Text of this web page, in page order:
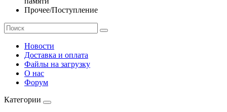
Прочее/Поступление
Новости
Доставка и оплата
Файлы на загрузку
О нас
Форум
Категории